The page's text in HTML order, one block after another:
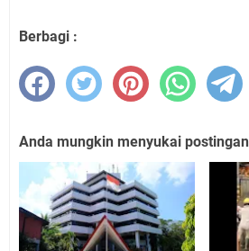
Berbagi :
Anda mungkin menyukai